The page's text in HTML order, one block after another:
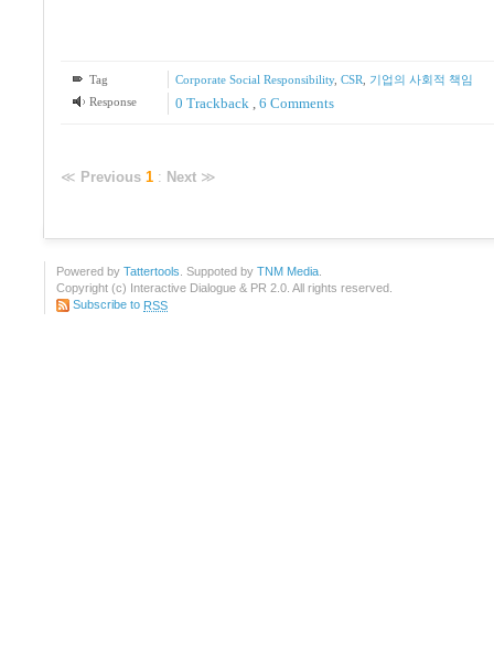
Tag Corporate Social Responsibility, CSR
기업의 사회적 책임
Response
0 Trackback 6 Comments
≪ Previous 1 : Next ≫
Powered by Tattertools . Suppoted by TNM Media
Copyright (c) Interactive Dialogue & PR 2.0. All rights reserved.
Subscribe to RSS